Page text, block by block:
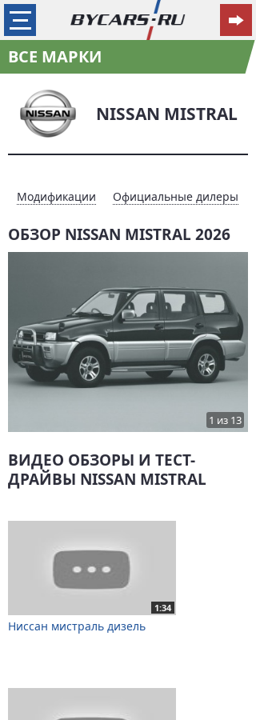
ВСЕ МАРКИ
NISSAN MISTRAL
Модификации Официальные дилеры
ОБЗОР NISSAN MISTRAL 2026
1 из 13
ВИДЕО ОБЗОРЫ И ТЕСТ-
ДРАЙВЫ NISSAN MISTRAL
1:34
Ниссан мистраль дизель